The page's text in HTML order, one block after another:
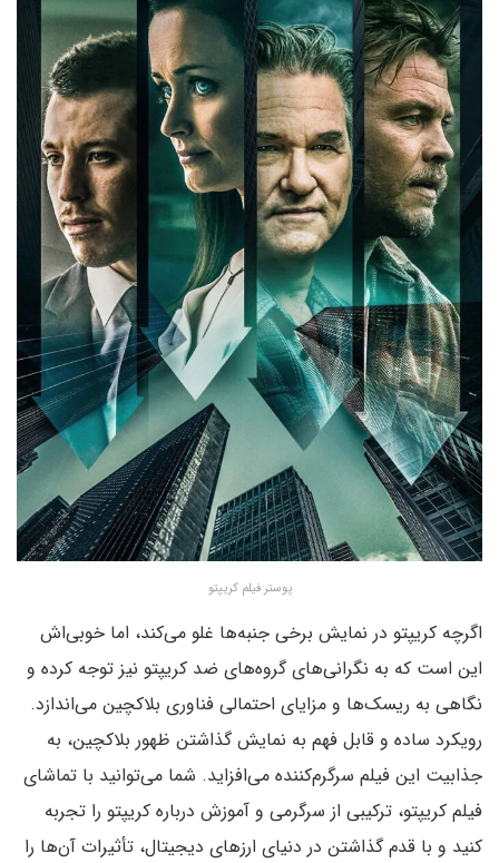
پوستر فیلم کریپتو
اگرچه کریپتو در نمایش برخی جنبه‌ها غلو می‌کند، اما خوبی‌اش
این است که به نگرانی‌های گروه‌های ضد کریپتو نیز توجه کرده و
نگاهی به ریسک‌ها و مزایای احتمالی فناوری بلاکچین می‌اندازد.
رویکرد ساده و قابل فهم به نمایش گذاشتن ظهور بلاکچین، به
جذابیت این فیلم سرگرم‌کننده می‌افزاید. شما می‌توانید با تماشای
فیلم کریپتو، ترکیبی از سرگرمی و آموزش درباره کریپتو را تجربه
کنید و با قدم گذاشتن در دنیای ارزهای دیجیتال، تأثیرات آن‌ها را